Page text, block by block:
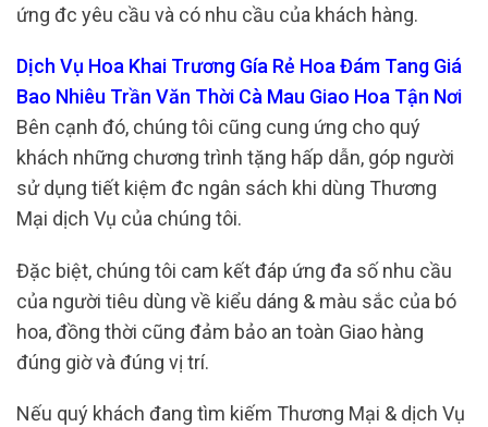
ứng đc yêu cầu và có nhu cầu của khách hàng.
Dịch Vụ Hoa Khai Trương Gía Rẻ Hoa Đám Tang Giá
Bao Nhiêu Trần Văn Thời Cà Mau Giao Hoa Tận Nơi
Bên cạnh đó, chúng tôi cũng cung ứng cho quý
khách những chương trình tặng hấp dẫn, góp người
sử dụng tiết kiệm đc ngân sách khi dùng Thương
Mại dịch Vụ của chúng tôi.
Đặc biệt, chúng tôi cam kết đáp ứng đa số nhu cầu
của người tiêu dùng về kiểu dáng & màu sắc của bó
hoa, đồng thời cũng đảm bảo an toàn Giao hàng
đúng giờ và đúng vị trí.
Nếu quý khách đang tìm kiếm Thương Mại & dịch Vụ